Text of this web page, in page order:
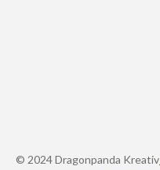
© 2024 Dragonpanda Kreativ